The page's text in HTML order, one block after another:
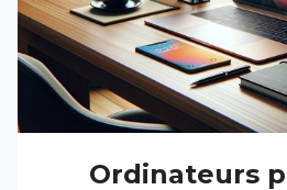
Ordinateurs